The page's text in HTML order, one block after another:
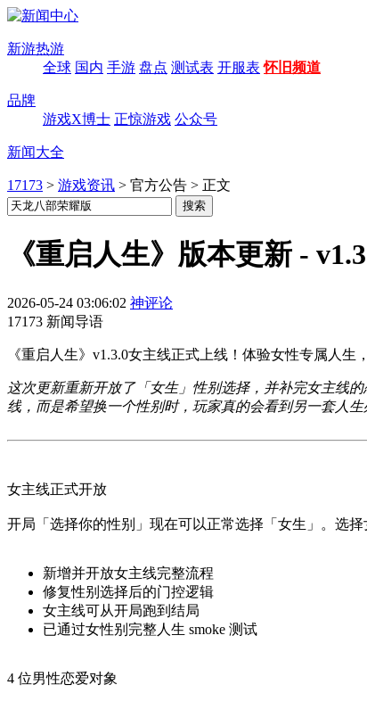
新游热游
全球 国内 手游 盘点 测试表 开服表 怀旧频道
品牌
游戏X博士 正惊游戏 公众号
新闻大全
17173 > 游戏资讯 > 官方公告 > 正文
《重启人生》版本更新 -
2026-05-24 03:06:02 神评论
17173 新闻导语
《重启人生》v1.3.0女主线正式上线！体验女性专属人
这次更新重新开放了「女生」性别选择，并补完女主线
线，而是希望换一个性别时，玩家真的会看到另一套人生
女主线正式开放
开局「选择你的性别」现在可以正常选择「女生」。选
新增并开放女主线完整流程
修复性别选择后的门控逻辑
女主线可从开局跑到结局
已通过女性别完整人生 smoke 测试
4 位男性恋爱对象